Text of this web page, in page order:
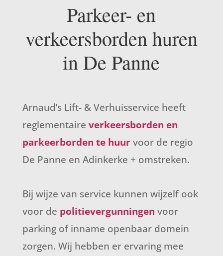
Parkeer- en
verkeersborden huren
in De Panne
Arnaud’s Lift- & Verhuisservice heeft
reglementaire verkeersborden en
parkeerborden te huurvoor de regio
De Panne en Adinkerke + omstreken.
Bij wijze van service kunnen wijzelf ook
voor de politievergunningen voor
parking of inname openbaar domein
zorgen. Wij hebben er ervaring mee